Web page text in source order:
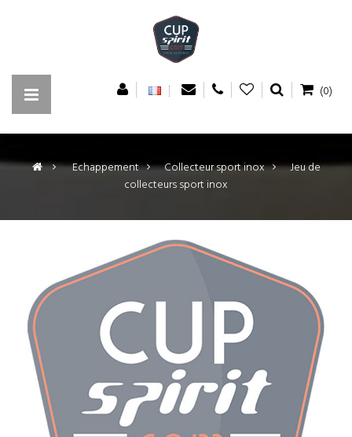
(0)
> Echappement > Collecteur sport inox >
Jeu de
collecteurs sport inox